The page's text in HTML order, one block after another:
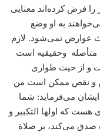
را فرض کرده‌اند معنایی
به او وضع
عوارض نمی‌شود. لازم
متأصله وحقیقیه است
و از حیث طواری
و نقص ممکن است من
می‌فرماید: شما
که اولها التکبیر و
صدق می‌کند، بر صلاة